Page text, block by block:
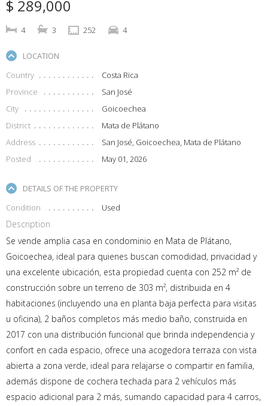
$ 289,000
4 3 252 4
LOCATION
Country
Costa Rica
Province
San José
City
Goicoechea
District
Mata de Plátano
Address
San José, Goicoechea, Mata de Plátano
Posted
May 01, 2026
DETAILS OF THE PROPERTY
Condition
Used
Description
Se vende amplia casa en condominio en Mata de Plátano,
Goicoechea, ideal para quienes buscan comodidad, privacidad y
una excelente ubicación, esta propiedad cuenta con 252 m² de
construcción sobre un terreno de 303 m², distribuida en 4
habitaciones (incluyendo una en planta baja perfecta para visitas
u oficina), 2 baños completos más medio baño, construida en
2017 con una distribución funcional que brinda independencia y
confort en cada espacio, ofrece una acogedora terraza con vista
abierta a zona verde, ideal para relajarse o compartir en familia,
además dispone de cochera techada para 2 vehículos más
espacio adicional para 2 más, sumando capacidad para 4 carros,